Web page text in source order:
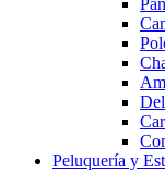
Peluquería y